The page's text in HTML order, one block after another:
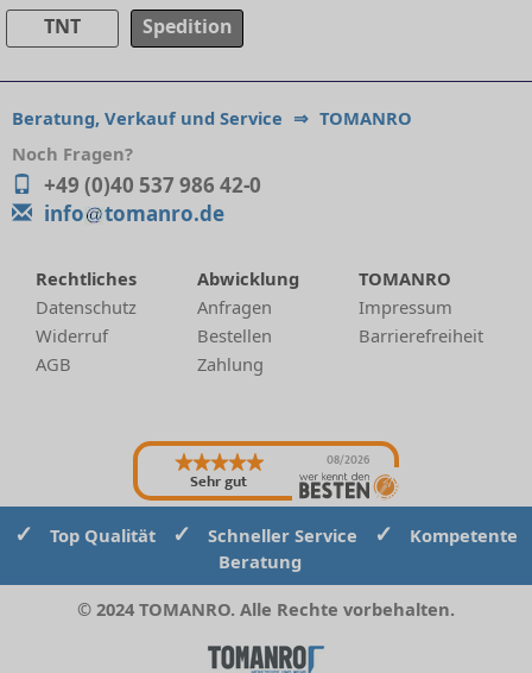
TNT
Spedition
Beratung, Verkauf und Service ⇒ TOMANRO
Noch Fragen?
+49 (0)40 537 986 42-0
info
tomanro.de
Rechtliches
Datenschutz
Widerruf
AGB
Abwicklung
Anfragen
Bestellen
Zahlung
TOMANRO
Impressum
Barrierefreiheit
Sehr gut
08/2026
✓ Top Qualität ✓ Schneller Service ✓
Kompetente
Beratung
© 2024 TOMANRO. Alle Rechte vorbehalten.